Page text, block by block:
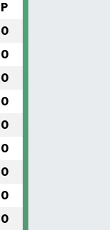
P
0
0
0
0
0
0
0
0
0